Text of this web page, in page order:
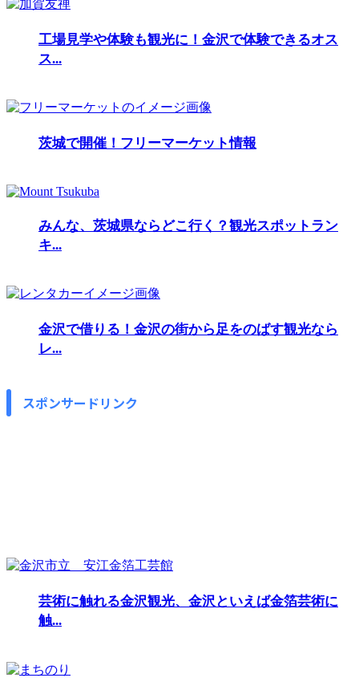
工場見学や体験も観光に！金沢で体験できるオス
ス...
茨城で開催！フリーマーケット情報
みんな、茨城県ならどこ行く？観光スポットラン
キ...
金沢で借りる！金沢の街から足をのばす観光なら
レ...
スポンサードリンク
芸術に触れる金沢観光、金沢といえば金箔芸術に
触...